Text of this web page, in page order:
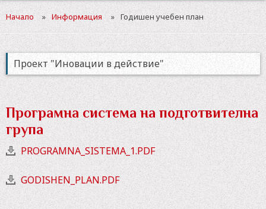
Начало Информация Годишен учебен план
Проект "Иновации в действие"
Програмна система на подготвителна
група
PROGRAMNA_SISTEMA_1.PDF
GODISHEN_PLAN.PDF